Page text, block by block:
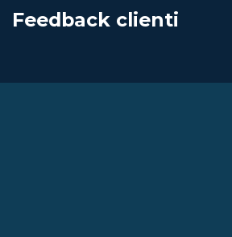
Feedback clienti